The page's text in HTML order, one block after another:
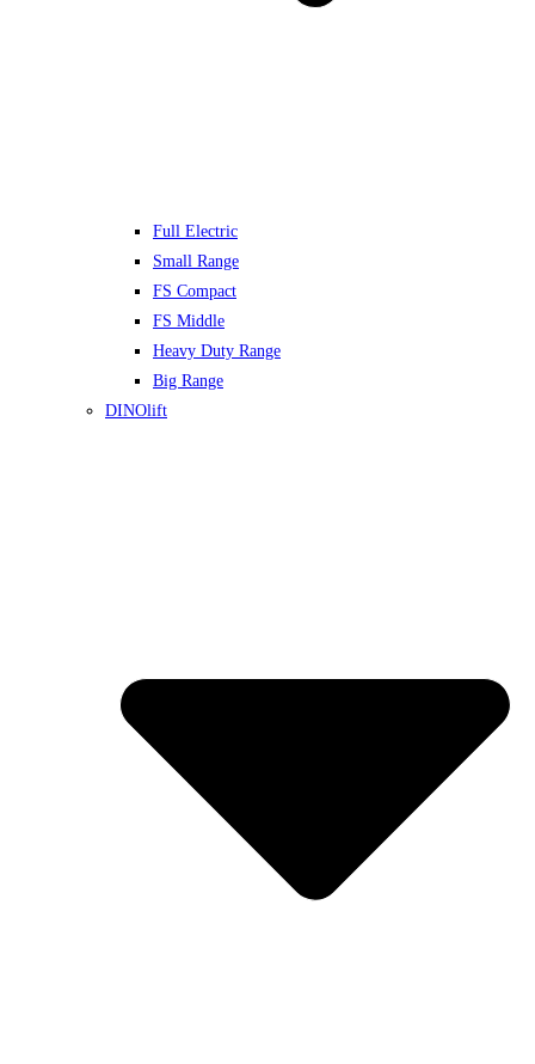
Full Electric
Small Range
FS Compact
FS Middle
Heavy Duty Range
Big Range
DINOlift